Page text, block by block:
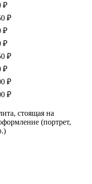
₽
₽
₽
₽
₽
₽
₽
₽
стоящая на
(портрет,